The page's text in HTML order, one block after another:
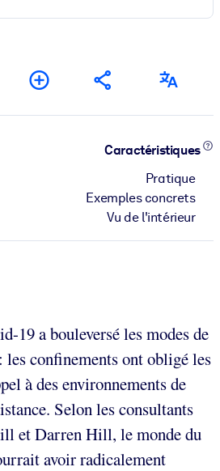
Caractéristiques
Pratique
Exemples concrets
Vu de l'intérieur
19 a bouleversé les modes de
confinements ont obligé les
à des environnements de
Selon les consultants
et Darren Hill, le monde du
avoir radicalement